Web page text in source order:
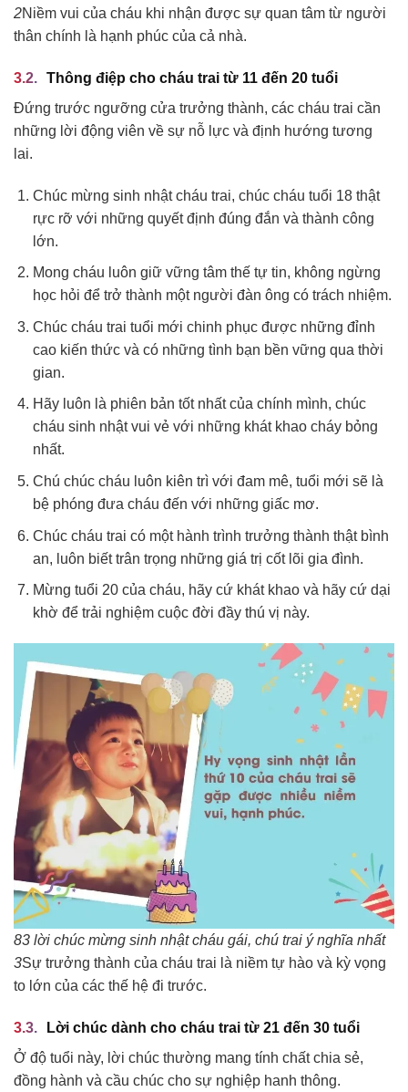
2Niềm vui của cháu khi nhận được sự quan tâm từ người
thân chính là hạnh phúc của cả nhà.
Thông điệp cho cháu trai từ 11 đến 20 tuổi
Đứng trước ngưỡng cửa trưởng thành, các cháu trai cần
những lời động viên về sự nỗ lực và định hướng tương
lai.
Chúc mừng sinh nhật cháu trai, chúc cháu tuổi 18 thật
rực rỡ với những quyết định đúng đắn và thành công
lớn.
Mong cháu luôn giữ vững tâm thế tự tin, không ngừng
học hỏi để trở thành một người đàn ông có trách nhiệm.
Chúc cháu trai tuổi mới chinh phục được những đỉnh
cao kiến thức và có những tình bạn bền vững qua thời
gian.
Hãy luôn là phiên bản tốt nhất của chính mình, chúc
cháu sinh nhật vui vẻ với những khát khao cháy bỏng
nhất.
Chú chúc cháu luôn kiên trì với đam mê, tuổi mới sẽ là
bệ phóng đưa cháu đến với những giấc mơ.
Chúc cháu trai có một hành trình trưởng thành thật bình
an, luôn biết trân trọng những giá trị cốt lõi gia đình.
Mừng tuổi 20 của cháu, hãy cứ khát khao và hãy cứ dại
khờ để trải nghiệm cuộc đời đầy thú vị này.
83 lời chúc mừng sinh nhật cháu gái, chú trai ý nghĩa nhất
3Sự trưởng thành của cháu trai là niềm tự hào và kỳ vọng
to lớn của các thế hệ đi trước.
Lời chúc dành cho cháu trai từ 21 đến 30 tuổi
Ở độ tuổi này, lời chúc thường mang tính chất chia sẻ,
đồng hành và cầu chúc cho sự nghiệp hanh thông.